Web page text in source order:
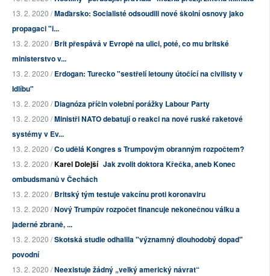
13. 2. 2020 /Maďarsko: Socialisté odsoudili nové školní osnovy jako
propagaci "i...
13. 2. 2020 /Brit přespává v Evropě na ulici, poté, co mu britské
ministerstvo v...
13. 2. 2020 /Erdogan: Turecko "sestřelí letouny útočící na civilisty v
Idlíbu"
13. 2. 2020 /Diagnóza příčin volební porážky Labour Party
13. 2. 2020 /Ministři NATO debatují o reakci na nové ruské raketové
systémy v Ev...
13. 2. 2020 /Co udělá Kongres s Trumpovým obranným rozpočtem?
13. 2. 2020 /Karel Dolejší Jak zvolit doktora Křečka, aneb Konec
ombudsmanů v Čechách
13. 2. 2020 /Britský tým testuje vakcínu proti koronaviru
13. 2. 2020 /Nový Trumpův rozpočet financuje nekonečnou válku a
jaderné zbraně, ...
13. 2. 2020 /Skotská studie odhalila "významný dlouhodobý dopad"
povodní
13. 2. 2020 /Neexistuje žádný „velký americký návrat“